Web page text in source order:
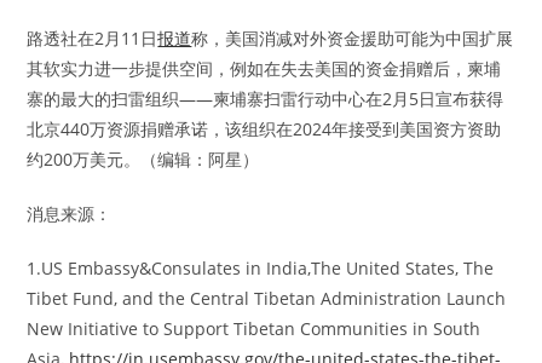
路透社在2月11日报道称，美国消减对外资金援助可能为中国扩展
其软实力进一步提供空间，例如在失去美国的资金捐赠后，柬埔
寨的最大的扫雷组织——柬埔寨扫雷行动中心在2月5日宣布获得
北京440万资源捐赠承诺，该组织在2024年接受到美国资方资助
约200万美元。（编辑：阿星）
消息来源：
1.US Embassy&Consulates in India,The United States, The
Tibet Fund, and the Central Tibetan Administration Launch
New Initiative to Support Tibetan Communities in South
Asia, https://in.usembassy.gov/the-united-states-the-tibet-